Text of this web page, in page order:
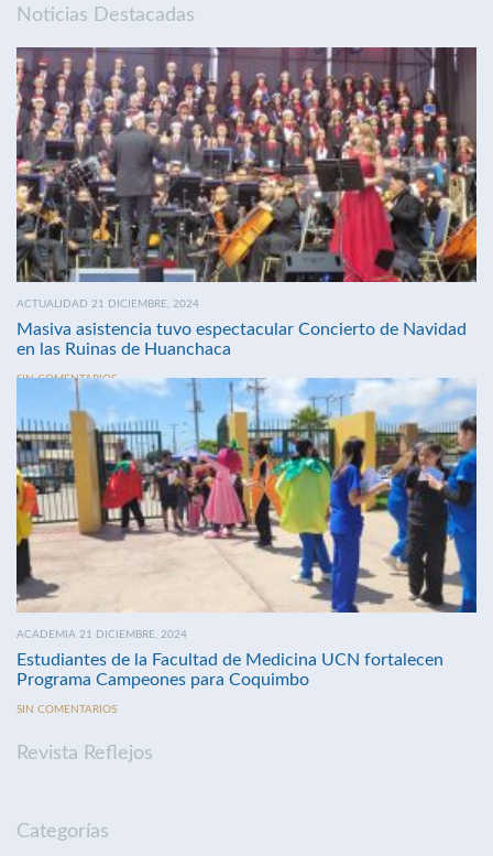
Noticias Destacadas
ACTUALIDAD 21 DICIEMBRE, 2024
Masiva asistencia tuvo espectacular Concierto de Navidad
en las Ruinas de Huanchaca
SIN COMENTARIOS
ACADEMIA 21 DICIEMBRE, 2024
Estudiantes de la Facultad de Medicina UCN fortalecen
Programa Campeones para Coquimbo
SIN COMENTARIOS
Revista Reflejos
Categorías